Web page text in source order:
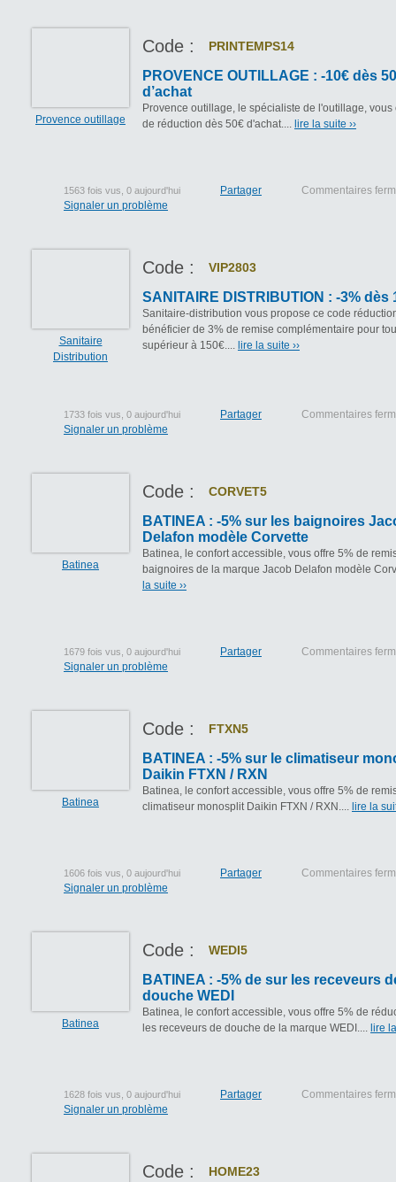
Provence outillage
Code : PRINTEMPS14
PROVENCE OUTILLAGE : -10€ dès
d’achat
Provence outillage, le spécialiste de l'outillage, vous
de réduction dès 50€ d'achat.... lire la suite ››
1563 fois vus, 0 aujourd'hui Partager
Commentaires
Signaler un problème
Sanitaire
Distribution
Code : VIP2803
SANITAIRE DISTRIBUTION : -3% dès
Sanitaire-distribution vous propose ce code
bénéficier de 3% de remise complémentaire pour
supérieur à 150€.... lire la suite ››
1733 fois vus, 0 aujourd'hui Partager
Commentaires
Signaler un problème
Batinea
Code : CORVET5
BATINEA : -5% sur les baignoires
Delafon modèle Corvette
Batinea, le confort accessible, vous offre 5% de
baignoires de la marque Jacob Delafon modèle
la suite ››
1679 fois vus, 0 aujourd'hui Partager
Commentaires
Signaler un problème
Batinea
Code : FTXN5
BATINEA : -5% sur le climatiseur
Daikin FTXN / RXN
Batinea, le confort accessible, vous offre 5% de
climatiseur monosplit Daikin FTXN / RXN.... lire la
1606 fois vus, 0 aujourd'hui Partager
Commentaires
Signaler un problème
Batinea
Code : WEDI5
BATINEA : -5% de sur les receveurs
douche WEDI
Batinea, le confort accessible, vous offre 5% de
les receveurs de douche de la marque WEDI.... lire
1628 fois vus, 0 aujourd'hui Partager
Commentaires
Signaler un problème
Code : HOME23